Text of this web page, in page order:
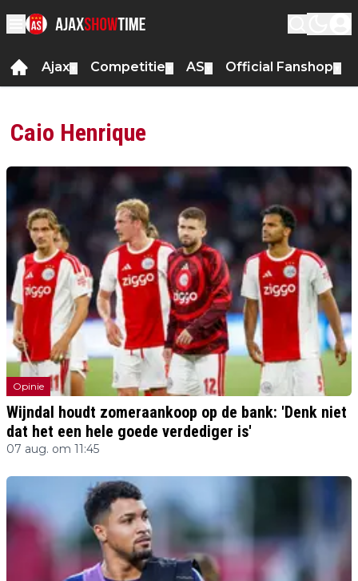
Ajax Competitie AS Official Fanshop
Caio Henrique
Opinie
Wijndal houdt zomeraankoop op de bank: 'Denk niet
dat het een hele goede verdediger is'
07 aug. om 11:45